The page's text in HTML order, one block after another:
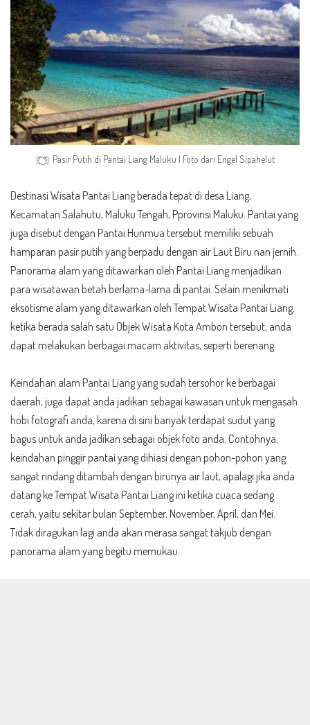
Pasir Putih di Pantai Liang Maluku | Foto dari Engel Sipahelut
Destinasi Wisata Pantai Liang berada tepat di desa Liang,
Kecamatan Salahutu, Maluku Tengah, Pprovinsi Maluku. Pantai yang
juga disebut dengan Pantai Hunmua tersebut memiliki sebuah
hamparan pasir putih yang berpadu dengan air Laut Biru nan jernih.
Panorama alam yang ditawarkan oleh Pantai Liang menjadikan
para wisatawan betah berlama-lama di pantai. Selain menikmati
eksotisme alam yang ditawarkan oleh Tempat Wisata Pantai Liang,
ketika berada salah satu Objek Wisata Kota Ambon tersebut, anda
dapat melakukan berbagai macam aktivitas, seperti berenang.
Keindahan alam Pantai Liang yang sudah tersohor ke berbagai
daerah, juga dapat anda jadikan sebagai kawasan untuk mengasah
hobi fotografi anda, karena di sini banyak terdapat sudut yang
bagus untuk anda jadikan sebagai objek foto anda. Contohnya,
keindahan pinggir pantai yang dihiasi dengan pohon-pohon yang
sangat rindang ditambah dengan birunya air laut, apalagi jika anda
datang ke Tempat Wisata Pantai Liang ini ketika cuaca sedang
cerah, yaitu sekitar bulan September, November, April, dan Mei.
Tidak diragukan lagi anda akan merasa sangat takjub dengan
panorama alam yang begitu memukau.